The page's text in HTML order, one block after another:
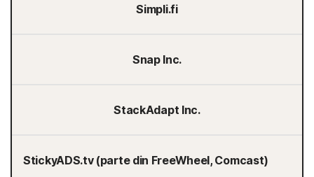
Simpli.fi
Snap Inc.
StackAdapt Inc.
StickyADS.tv (parte din FreeWheel, Comcast)